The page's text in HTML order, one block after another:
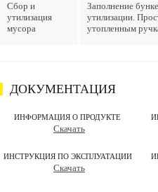
Сбор и
утилизация
мусора
Заполнение
утилизации.
утопленным
ДОКУМЕНТАЦИЯ
ИНФОРМАЦИЯ О ПРОДУКТЕ
Скачать
ИНСТРУКЦИЯ ПО ЭКСПЛУАТАЦИИ
Скачать